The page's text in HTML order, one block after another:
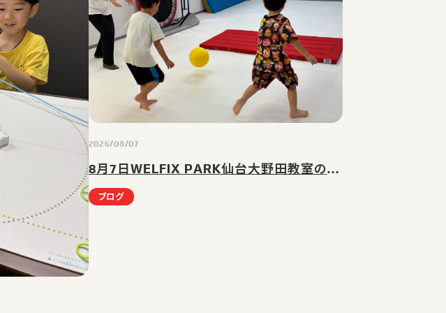
2026/08/07
8月7日WELFIX PARK仙台大野田教室の様子｜仙台市太白区(大野田・富沢・長町)の児童発達支援・放課後等デイサービス
ブログ